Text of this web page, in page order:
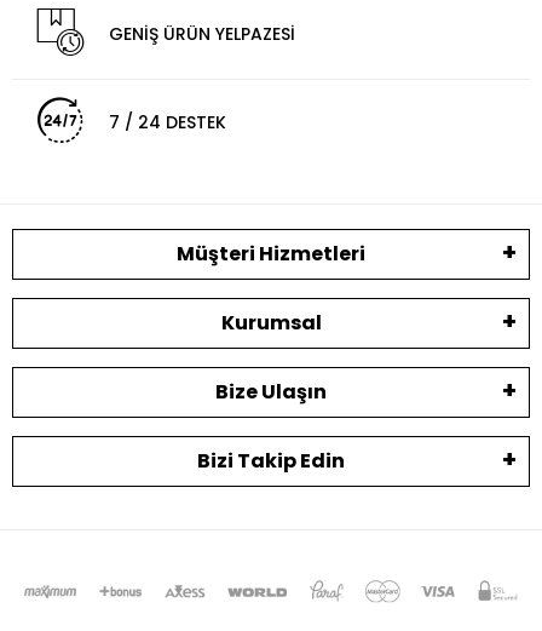
GENİŞ ÜRÜN YELPAZESİ
7 / 24 DESTEK
Müşteri Hizmetleri
Kurumsal
Bize Ulaşın
Bizi Takip Edin